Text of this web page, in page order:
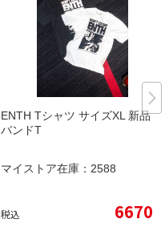
ENTH Tシャツ サイズXL 新品
バンドT
マイストア在庫： 2588
税込 6670